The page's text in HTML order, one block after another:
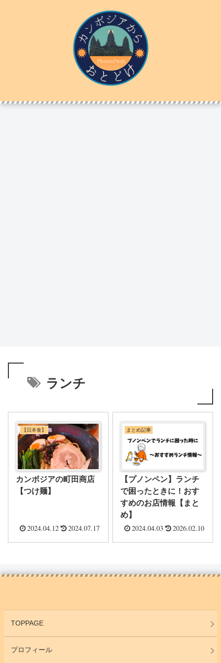
ランチ
【日本食】
カンボジアの町田商店
【つけ麺】
2024.04.12 2024.07.17
まとめ記事
【プノンペン】ランチ
で困ったときに！おす
すめのお店情報【まと
め】
2024.04.03 2026.02.10
TOPPAGE
プロフィール